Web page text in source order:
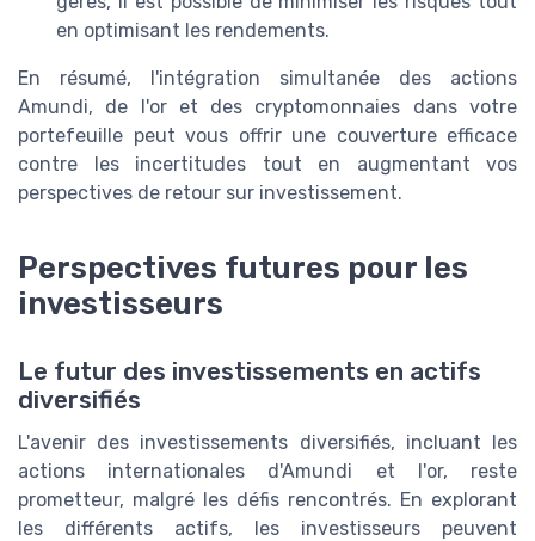
en optimisant les rendements.
En résumé, l'intégration simultanée des actions
Amundi, de l'or et des cryptomonnaies dans votre
portefeuille peut vous offrir une couverture efficace
contre les incertitudes tout en augmentant vos
perspectives de retour sur investissement.
Perspectives futures pour les
investisseurs
Le futur des investissements en actifs
diversifiés
L'avenir des investissements diversifiés, incluant les
actions internationales d'Amundi et l'or, reste
prometteur, malgré les défis rencontrés. En explorant
les différents actifs, les investisseurs peuvent